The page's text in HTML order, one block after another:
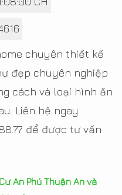
chuyên thiết kế
đẹp chuyên nghiệp
cách và loại hình ấn
Liên hệ ngay
để được tư vấn
An Phú Thuận An và